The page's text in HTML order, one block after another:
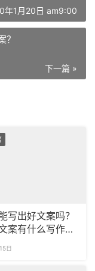
年1月20日 am9:00
？
下一篇 »
写出好文案吗？
案有什么写作技
日